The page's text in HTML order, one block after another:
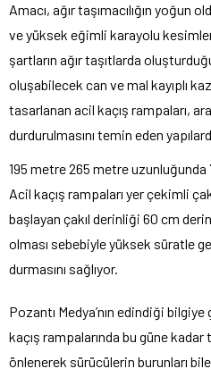
Amacı, ağır taşımacılığın yoğun
ve yüksek eğimli karayolu
şartların ağır taşıtlarda
oluşabilecek can ve mal kayıplı
tasarlanan acil kaçış rampaları,
durdurulmasını temin eden
195 metre 265 metre
Acil kaçış rampaları yer çekimli
başlayan çakıl derinliği 60 cm
olması sebebiyle yüksek süratle
durmasını sağlıyor.
Pozantı Medya’nın edindiği bilgiye
kaçış rampalarında bu güne
önlenerek sürücülerin burunları bile